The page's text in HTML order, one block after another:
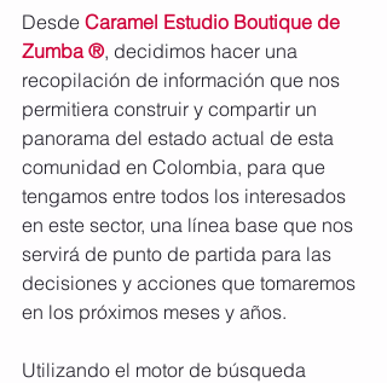
Desde Caramel Estudio Boutique de
Zumba ®, decidimos hacer una
recopilación de información que nos
permitiera construir y compartir un
panorama del estado actual de esta
comunidad en Colombia, para que
tengamos entre todos los interesados
en este sector, una línea base que nos
servirá de punto de partida para las
decisiones y acciones que tomaremos
en los próximos meses y años.
Utilizando el motor de búsqueda